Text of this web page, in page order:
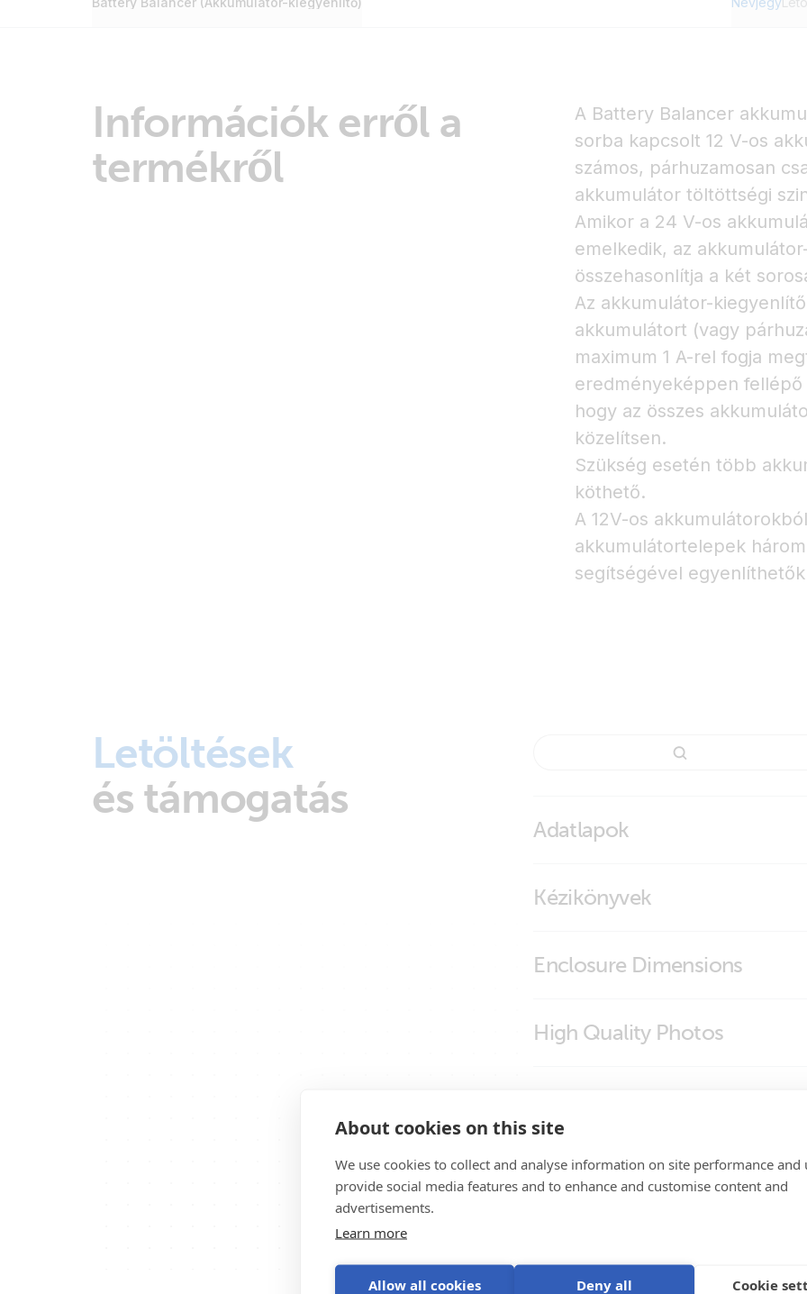
About cookies on this site
We use cookies to collect and analyse information on site performance and
provide social media features and to enhance and customise content and
advertisements.
Learn more
Allow all cookies Deny all Cookie
Információk erről a
termékről
A Battery Balancer
sorba kapcsolt 12 V-os
számos, párhuzamosan
akkumulátor töltöttségi
Amikor a 24 V-os
emelkedik, az
összehasonlítja a két
Az akkumulátor-
akkumulátort (vagy
maximum 1 A-rel fogja
eredményeképpen
hogy az összes
közelítsen.
Szükség esetén több
köthető.
A 12V-os
akkumulátortelepek
segítségével
Letöltések
és támogatás
Adatlapok
Kézikönyvek
Enclosure Dimensions
High Quality Photos
Battery Balancer (top)
Certificate Safety IEC 60335-1 -
Promo Videos